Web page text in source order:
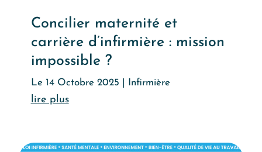
Concilier maternité et
carrière d’infirmière : mission
impossible ?
Le 14 Octobre 2025 Infirmière
Lire l'article